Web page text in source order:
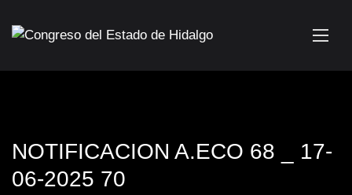
NOTIFICACION A.ECO 68 _ 17-
06-2025 70